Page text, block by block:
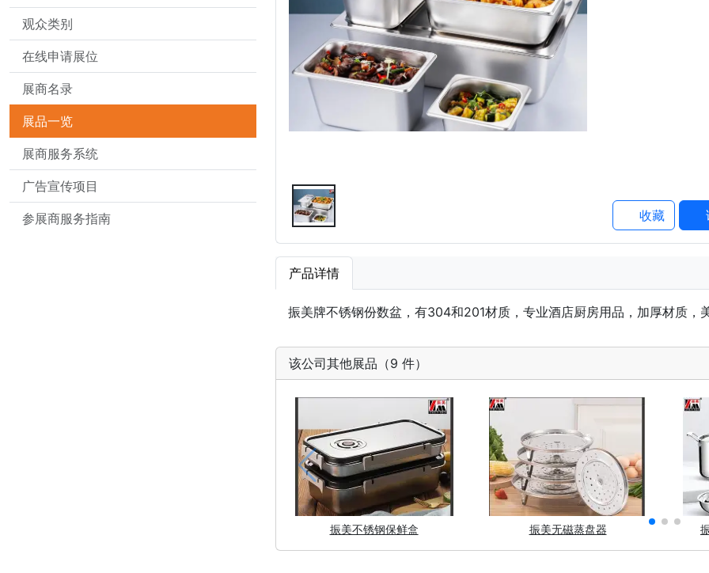
观众类别
在线申请展位
展商名录
展品一览
展商服务系统
广告宣传项目
参展商服务指南 收藏
产品详情
振美牌不锈钢份数盆，有304和201材质，专业酒店厨房用品，加厚材质，
该公司其他展品（9 件）
振美不锈钢保鲜盒 振美无磁蒸盘器